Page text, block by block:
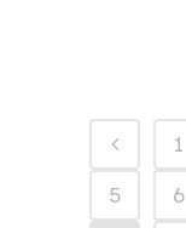
1
5
6